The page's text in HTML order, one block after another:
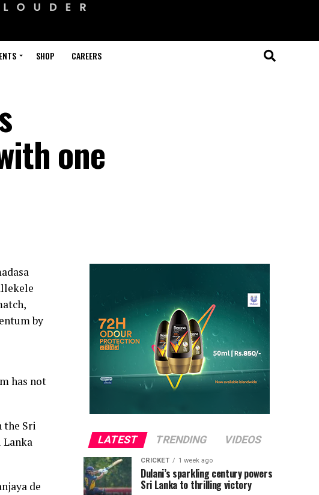
SHOP CAREERS
one
by
has not
the Sri
Lanka
de
LATEST TRENDING VIDEOS
CRICKET 1 week ago
Dulani’s sparkling century powers
Sri Lanka to thrilling victory